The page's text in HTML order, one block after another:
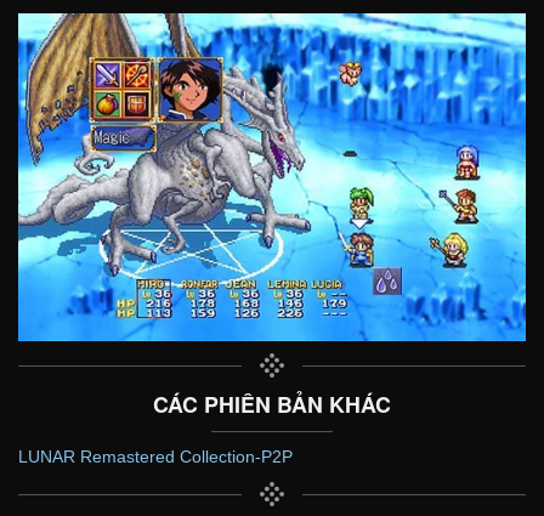
CÁC PHIÊN BẢN KHÁC
LUNAR Remastered Collection-P2P